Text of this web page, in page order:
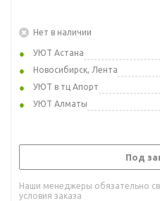
Нет в наличии
УЮТ Астана
Новосибирск, Лента
УЮТ в тц Апорт
УЮТ Алматы
Под
Наши менеджеры обязательно
условия заказа